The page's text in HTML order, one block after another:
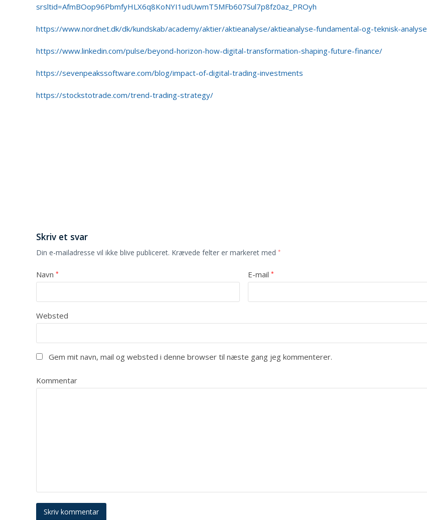
srsltid=AfmBOop96PbmfyHLX6q8KoNYI1udUwmT5MFb607Sul7p8fz0az_PROyh
https://www.nordnet.dk/dk/kundskab/academy/aktier/aktieanalyse/aktieanalyse-fundamental-og-teknisk-analyse
https://www.linkedin.com/pulse/beyond-horizon-how-digital-transformation-shaping-future-finance/
https://sevenpeakssoftware.com/blog/impact-of-digital-trading-investments
https://stockstotrade.com/trend-trading-strategy/
Skriv et svar
Din e-mailadresse vil ikke blive publiceret. Krævede felter er markeret med *
Navn * E-mail*
Websted
Gem mit navn, mail og websted i denne browser til næste gang jeg kommenterer.
Kommentar